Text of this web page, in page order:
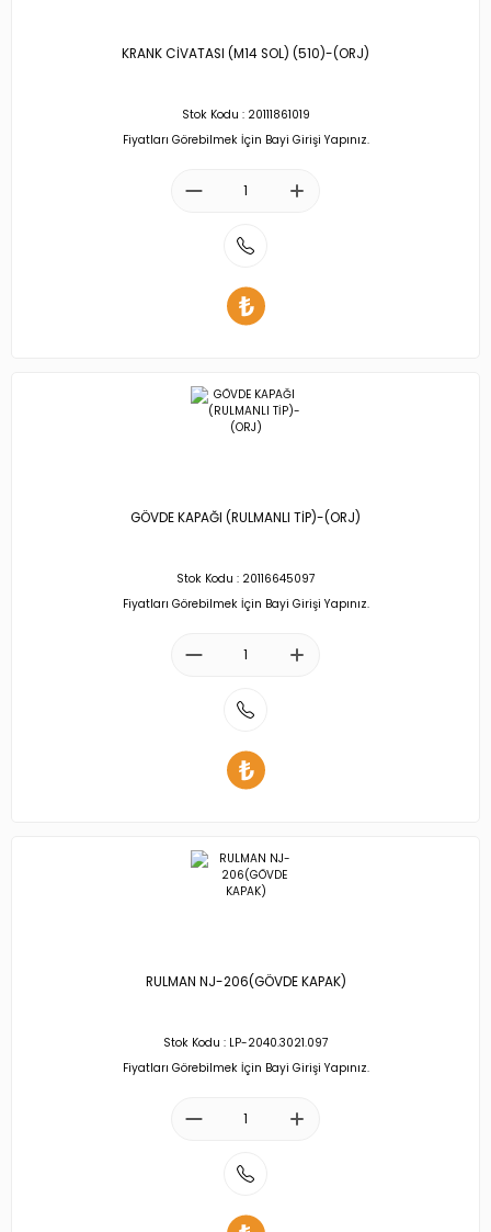
KRANK CİVATASI (M14 SOL) (510)-(ORJ)
Stok Kodu : 20111861019
Fiyatları Görebilmek İçin Bayi Girişi Yapınız.
GÖVDE KAPAĞI (RULMANLI TİP)-(ORJ)
Stok Kodu : 20116645097
Fiyatları Görebilmek İçin Bayi Girişi Yapınız.
RULMAN NJ-206(GÖVDE KAPAK)
Stok Kodu : LP-2040.3021.097
Fiyatları Görebilmek İçin Bayi Girişi Yapınız.